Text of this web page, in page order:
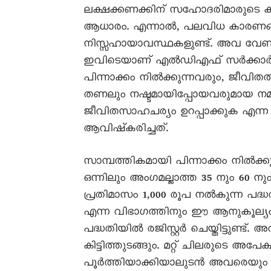
ലക്ഷക്കണക്കിന് സഹോദരിമാരുടെ
ആധാരം. എന്നാൽ, പലവിധ
നിസ്സഹായാവസ്ഥകളുണ്ട്. അവ
ഇവിടെയാണ് എൽഡിഎഫ് സർക്കാർ
പിന്നാക്കം നിൽക്കുന്നവരും,
തണലും നഷ്ടമായിപ്പോയവരുമായ
ജീവിതസാഹചര്യം ഉറപ്പാക്കുക
ആവിഷ്‌കരിച്ചത്.
സാമ്പത്തികമായി പിന്നാക്കം
ഒന്നിലും അംഗമല്ലാത്ത 35 നും 60
പ്രതിമാസം 1,000 രൂപ നൽകുന്ന
എന്ന വിഭാഗത്തിനും ഈ ആനുകൂല്യം
പദ്ധതിയിൽ രജിസ്റ്റർ
കിട്ടിത്തുടങ്ങും. മറ്റ് ചിലരുടെ
പൂർത്തിയാക്കിയാലുടൻ അവരെയും